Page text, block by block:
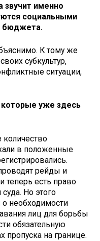
звучит именно
социальными
бюджета.
К тому же
субкультур,
ситуации,
которые уже здесь
количество
в положенные
рейды и
теперь есть право
Но этого
о необходимости
лиц для борьбы
обязательную
пропуска на границе.